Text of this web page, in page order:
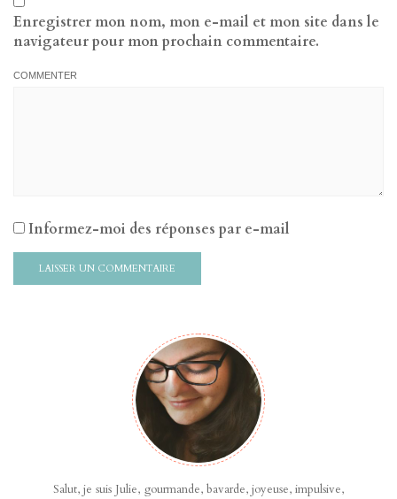
Enregistrer mon nom, mon e-mail et mon site dans le
navigateur pour mon prochain commentaire.
COMMENTER
Informez-moi des réponses par e-mail
Salut, je suis Julie, gourmande, bavarde, joyeuse, impulsive,